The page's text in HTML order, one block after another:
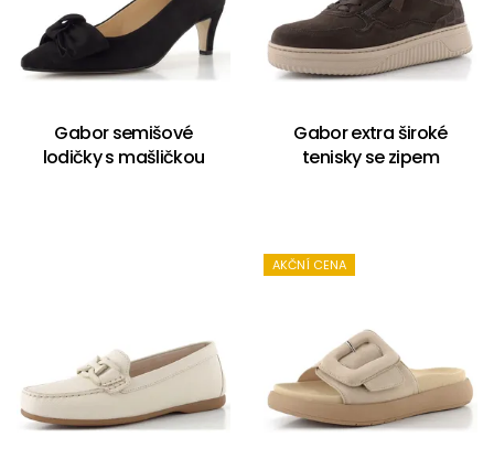
Gabor semišové
lodičky s mašličkou
Gabor extra široké
tenisky se zipem
AKČNÍ CENA